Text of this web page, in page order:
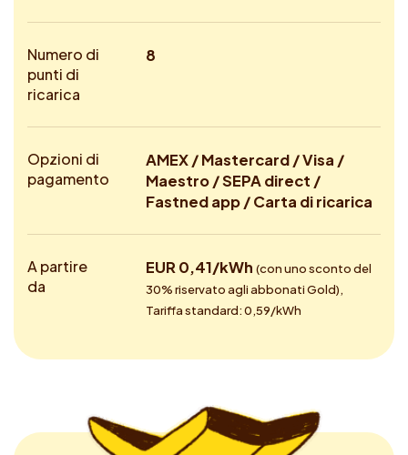
Numero di
punti di
ricarica
8
Opzioni di
pagamento
AMEX / Mastercard / Visa /
Maestro / SEPA direct /
Fastned app / Carta di ricarica
A partire
da
EUR 0,41/kWh (con uno sconto del
30% riservato agli abbonati Gold),
Tariffa standard: 0,59/kWh